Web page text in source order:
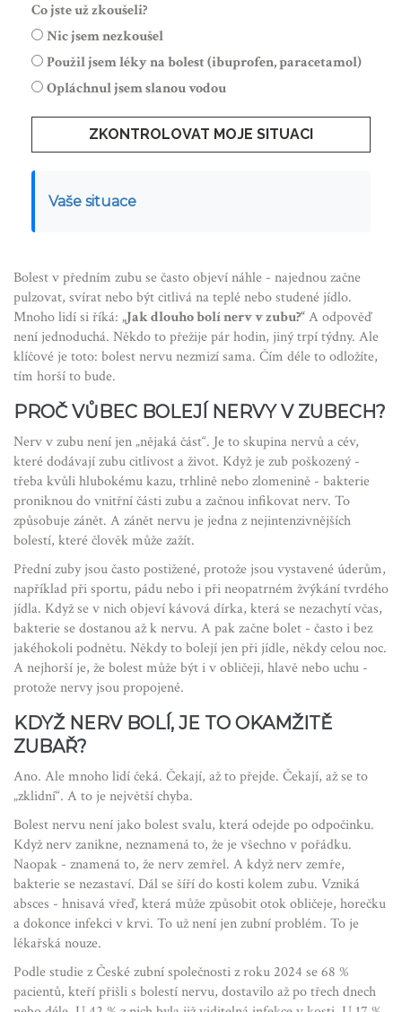
Co jste už zkoušeli?
Nic jsem nezkoušel
Použil jsem léky na bolest (ibuprofen, paracetamol)
Opláchnul jsem slanou vodou
ZKONTROLOVAT MOJE SITUACI
Vaše situace
Bolest v předním zubu se často objeví náhle - najednou začne
pulzovat, svírat nebo být citlivá na teplé nebo studené jídlo.
Mnoho lidí si říká: „Jak dlouho bolí nerv v zubu?“A odpověď
není jednoduchá. Někdo to přežije pár hodin, jiný trpí týdny. Ale
klíčové je toto: bolest nervu nezmizí sama. Čím déle to odložíte,
tím horší to bude.
PROČ VŮBEC BOLEJÍ NERVY V ZUBECH?
Nerv v zubu není jen „nějaká část“. Je to skupina nervů a cév,
které dodávají zubu citlivost a život. Když je zub poškozený -
třeba kvůli hlubokému kazu, trhlině nebo zlomenině - bakterie
proniknou do vnitřní části zubu a začnou infikovat nerv. To
způsobuje zánět. A zánět nervu je jedna z nejintenzivnějších
bolestí, které člověk může zažít.
Přední zuby jsou často postižené, protože jsou vystavené úderům,
například při sportu, pádu nebo i při neopatrném žvýkání tvrdého
jídla. Když se v nich objeví kávová dírka, která se nezachytí včas,
bakterie se dostanou až k nervu. A pak začne bolet - často i bez
jakéhokoli podnětu. Někdy to bolejí jen při jídle, někdy celou noc.
A nejhorší je, že bolest může být i v obličeji, hlavě nebo uchu -
protože nervy jsou propojené.
KDYŽ NERV BOLÍ, JE TO OKAMŽITĚ
ZUBAŘ?
Ano. Ale mnoho lidí čeká. Čekají, až to přejde. Čekají, až se to
„zklidní“. A to je největší chyba.
Bolest nervu není jako bolest svalu, která odejde po odpočinku.
Když nerv zanikne, neznamená to, že je všechno v pořádku.
Naopak - znamená to, že nerv zemřel. A když nerv zemře,
bakterie se nezastaví. Dál se šíří do kosti kolem zubu. Vzniká
absces - hnisavá vřeď, která může způsobit otok obličeje, horečku
a dokonce infekci v krvi. To už není jen zubní problém. To je
lékařská nouze.
Podle studie z České zubní společnosti z roku 2024 se 68 %
pacientů, kteří přišli s bolestí nervu, dostavilo až po třech dnech